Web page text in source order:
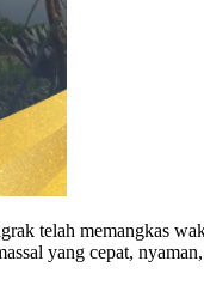
telah memangkas
yang cepat,